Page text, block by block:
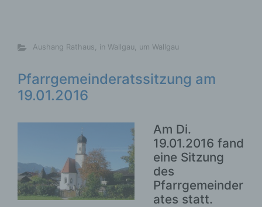
Aushang Rathaus, in Wallgau, um Wallgau
Pfarrgemeinderatssitzung am
19.01.2016
Am Di.
19.01.2016 fand
eine Sitzung
des
Pfarrgemeinder
ates statt.